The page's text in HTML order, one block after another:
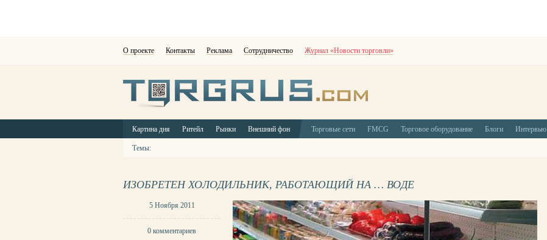
О проекте Контакты Реклама Сотрудничество Журнал «Новости торговли»
Картина дня Ритейл Рынки Внешний фон Торговые сети FMCG Торговое оборудование Блоги Интервью
Темы:
ИЗОБРЕТЕН ХОЛОДИЛЬНИК, РАБОТАЮЩИЙ НА … ВОДЕ
5 Ноября 2011
0 комментариев